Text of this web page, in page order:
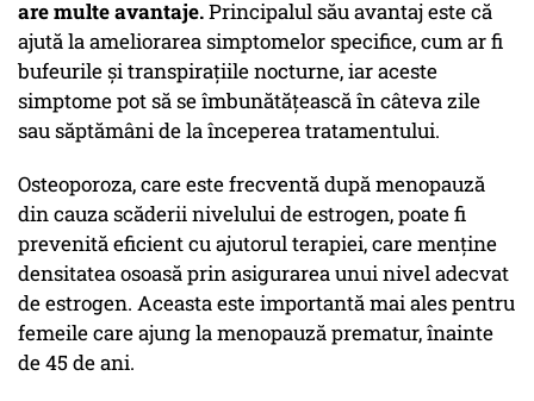
are multe avantaje.Principalul său avantaj este că
ajută la ameliorarea simptomelor specifice, cum ar fi
bufeurile și transpirațiile nocturne, iar aceste
simptome pot să se îmbunătățească în câteva zile
sau săptămâni de la începerea tratamentului.
Osteoporoza, care este frecventă după menopauză
din cauza scăderii nivelului de estrogen, poate fi
prevenită eficient cu ajutorul terapiei, care menține
densitatea osoasă prin asigurarea unui nivel adecvat
de estrogen. Aceasta este importantă mai ales pentru
femeile care ajung la menopauză prematur, înainte
de 45 de ani.